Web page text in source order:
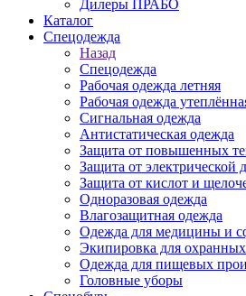
Дилеры ПРАБО
Каталог
Спецодежда
Назад
Спецодежда
Рабочая одежда летняя
Рабочая одежда
Сигнальная одежда
Антистатическая одежда
Защита от повышенных
Защита от электрической
Защита от кислот и
Одноразовая одежда
Влагозащитная одежда
Одежда для медицины и
Экипировка для охранных
Одежда для пищевых
Головные уборы